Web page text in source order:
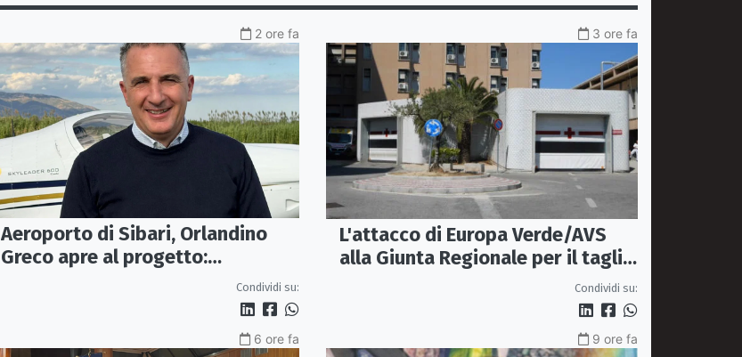
2 ore fa
Aeroporto di Sibari, Orlandino
Greco apre al progetto:
Condividi su:
3 ore fa
L'attacco di Europa Verde/AVS
alla Giunta Regionale per il taglio
del'emodinamica di RossanoCondividi su:
6 ore fa 9 ore fa